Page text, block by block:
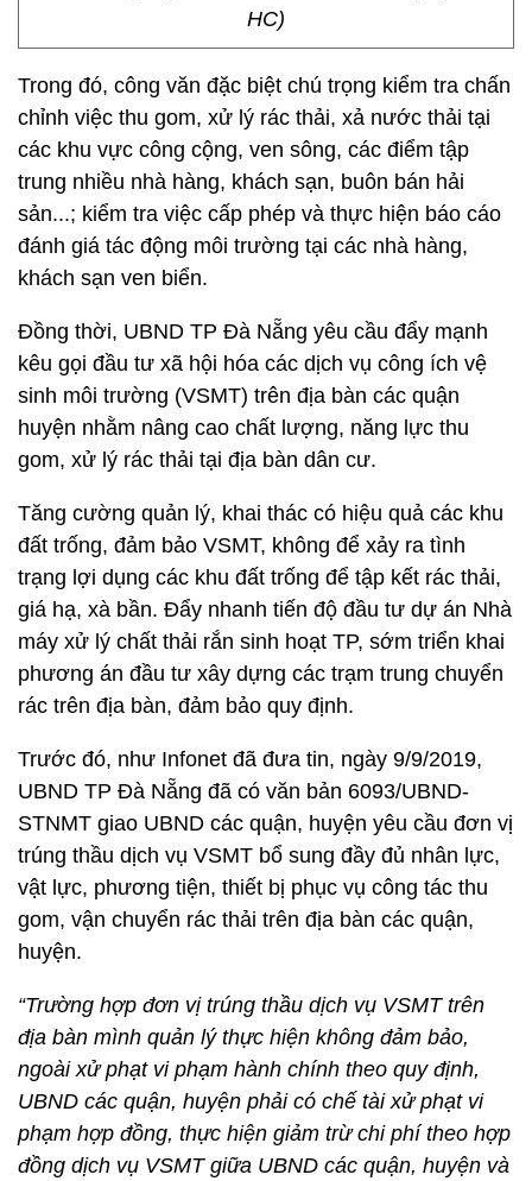
HC)
Trong đó, công văn đặc biệt chú trọng kiểm tra chấn
chỉnh việc thu gom, xử lý rác thải, xả nước thải tại
các khu vực công cộng, ven sông, các điểm tập
trung nhiều nhà hàng, khách sạn, buôn bán hải
sản...; kiểm tra việc cấp phép và thực hiện báo cáo
đánh giá tác động môi trường tại các nhà hàng,
khách sạn ven biển.
Đồng thời, UBND TP Đà Nẵng yêu cầu đẩy mạnh
kêu gọi đầu tư xã hội hóa các dịch vụ công ích vệ
sinh môi trường (VSMT) trên địa bàn các quận
huyện nhằm nâng cao chất lượng, năng lực thu
gom, xử lý rác thải tại địa bàn dân cư.
Tăng cường quản lý, khai thác có hiệu quả các khu
đất trống, đảm bảo VSMT, không để xảy ra tình
trạng lợi dụng các khu đất trống để tập kết rác thải,
giá hạ, xà bần. Đẩy nhanh tiến độ đầu tư dự án Nhà
máy xử lý chất thải rắn sinh hoạt TP, sớm triển khai
phương án đầu tư xây dựng các trạm trung chuyển
rác trên địa bàn, đảm bảo quy định.
Trước đó, như Infonet đã đưa tin, ngày 9/9/2019,
UBND TP Đà Nẵng đã có văn bản 6093/UBND-
STNMT giao UBND các quận, huyện yêu cầu đơn vị
trúng thầu dịch vụ VSMT bổ sung đầy đủ nhân lực,
vật lực, phương tiện, thiết bị phục vụ công tác thu
gom, vận chuyển rác thải trên địa bàn các quận,
huyện.
“Trường hợp đơn vị trúng thầu dịch vụ VSMT trên
địa bàn mình quản lý thực hiện không đảm bảo,
ngoài xử phạt vi phạm hành chính theo quy định,
UBND các quận, huyện phải có chế tài xử phạt vi
phạm hợp đồng, thực hiện giảm trừ chi phí theo hợp
đồng dịch vụ VSMT giữa UBND các quận, huyện và